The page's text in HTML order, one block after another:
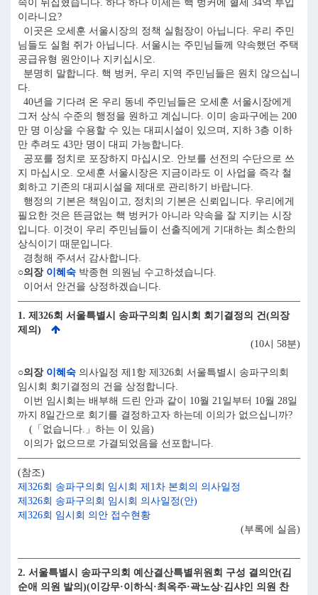
속이 뒤집혔습니다. 하다 하다 이제는 핵 벙커에 혈세 34억 투입
이라니요?
이곳은 오세훈 서울시장의 정책 실험장이 아닙니다. 우리 주민
님들도 실험 쥐가 아닙니다. 서울시는 주민님들께 약속했던 주택
공급유형 원안이나 지키십시오.
분명히 말합니다. 핵 벙커, 우리 지역 주민님들은 원치 않으십니
다.
40년을 기다려 온 우리 동네 주민님들은 오세훈 서울시장에게
그저 상식 수준의 행정을 원하고 계십니다. 이미 송파구에는 200
만 명 이상을 수용할 수 있는 대피시설이 있으며, 지하 3층 이하
만 추려도 43만 명이 대피 가능합니다.
공포를 정치로 포장하지 마십시오. 안보를 선전의 수단으로 쓰
지 마십시오. 오세훈 서울시장은 지금이라도 이 사업을 즉각 철
회하고 기존의 대피시설을 제대로 관리하기 바랍니다.
행정의 기본은 책임이고, 정치의 기본은 신뢰입니다. 우리에게
필요한 것은 뜬금없는 핵 벙커가 아니라 약속을 잘 지키는 시장
입니다. 이것이 우리 주민님들이 선출직에게 기대하는 최소한의
상식이기 때문입니다.
경청해 주셔서 감사합니다.
○의장 이혜숙 박종현 의원님 수고하셨습니다.
이어서 안건을 상정하겠습니다.
1. 제326회 서울특별시 송파구의회 임시회 회기결정의 건(의장
제의)
(10시 58분)
○의장 이혜숙 의사일정 제1항 제326회 서울특별시 송파구의회
임시회 회기결정의 건을 상정합니다.
이번 임시회는 배부해 드린 안과 같이 10월 21일부터 10월 28일
까지 8일간으로 회기를 결정하고자 하는데 이의가 없으십니까?
(「없습니다.」하는 이 있음)
이의가 없으므로 가결되었음을 선포합니다.
(참조)
제326회 송파구의회 임시회 제1차 본회의 의사일정
제326회 송파구의회 임시회 의사일정(안)
제326회 임시회 의안 접수현황
(부록에 실음)
2. 서울특별시 송파구의회 예산결산특별위원회 구성 결의안(김
순애 의원 발의)(이강무·이하식·최옥주·곽노상·김샤인 의원 찬